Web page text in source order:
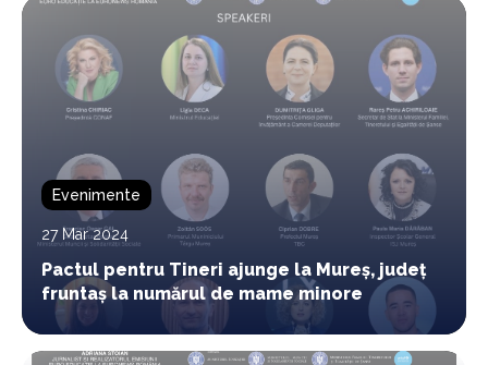
Evenimente
27 Mar 2024
Pactul pentru Tineri ajunge la Mureș, județ
fruntaș la numărul de mame minore